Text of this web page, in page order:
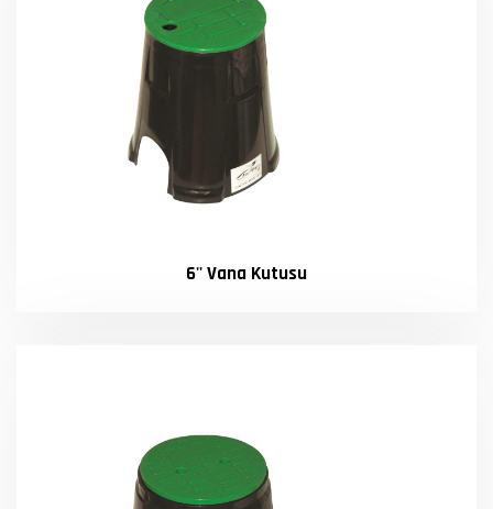
6'' Vana Kutusu